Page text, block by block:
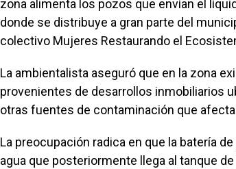
zona alimenta los pozos que envían el
donde se distribuye a gran parte del
colectivo Mujeres Restaurando el
La ambientalista aseguró que en la zona
provenientes de desarrollos inmobiliarios
otras fuentes de contaminación que
La preocupación radica en que la batería
agua que posteriormente llega al tanque